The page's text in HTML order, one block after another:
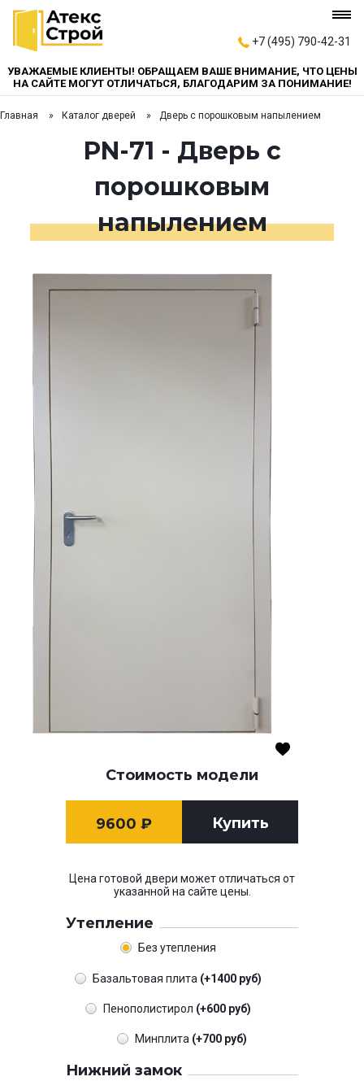
+7 (495) 790-42-31
УВАЖАЕМЫЕ КЛИЕНТЫ! ОБРАЩАЕМ ВАШЕ ВНИМАНИЕ, ЧТО ЦЕНЫ
НА САЙТЕ МОГУТ ОТЛИЧАТЬСЯ, БЛАГОДАРИМ ЗА ПОНИМАНИЕ!
Главная Каталог дверей Дверь с порошковым напылением
PN-71 - Дверь с
порошковым
напылением
Стоимость модели
9600 ₽ Купить
Цена готовой двери может отличаться от
указанной на сайте цены.
Утепление
Без утепления
Базальтовая плита (+1400 руб)
Пенополистирол (+600 руб)
Минплита (+700 руб)
Нижний замок